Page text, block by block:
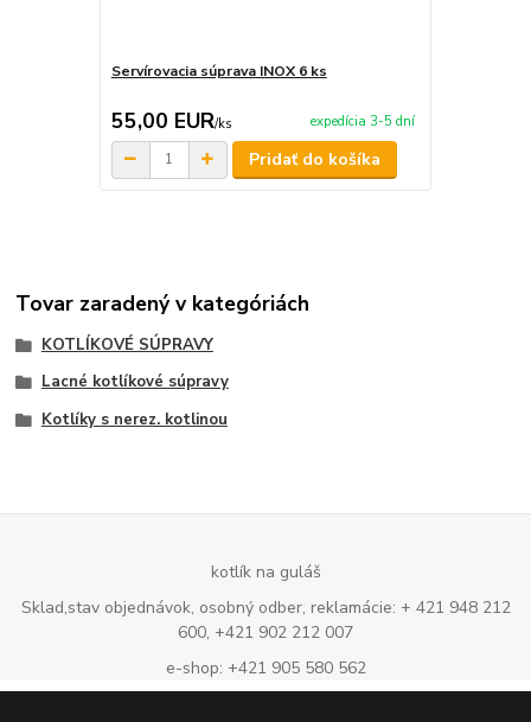
Servírovacia súprava INOX 6 ks
55,00 EUR/ks expedícia 3-5 dní
Pridať do košíka
Tovar zaradený v kategóriách
KOTLÍKOVÉ SÚPRAVY
Lacné kotlíkové súpravy
Kotlíky s nerez. kotlinou
kotlík na guláš
Sklad,stav objednávok, osobný odber, reklamácie: + 421 948 212
600, +421 902 212 007
e-shop: +421 905 580 562